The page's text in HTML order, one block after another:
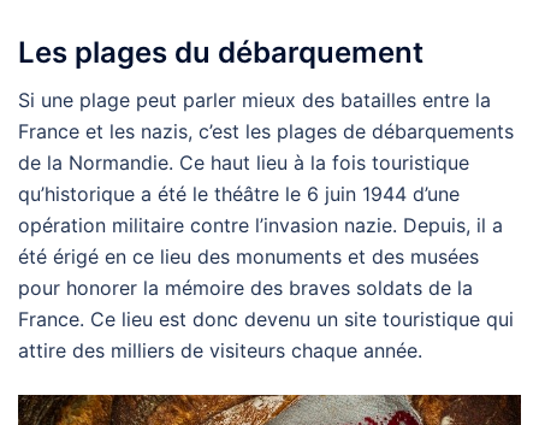
Les plages du débarquement
Si une plage peut parler mieux des batailles entre la
France et les nazis, c’est les plages de débarquements
de la Normandie. Ce haut lieu à la fois touristique
qu’historique a été le théâtre le 6 juin 1944 d’une
opération militaire contre l’invasion nazie. Depuis, il a
été érigé en ce lieu des monuments et des musées
pour honorer la mémoire des braves soldats de la
France. Ce lieu est donc devenu un site touristique qui
attire des milliers de visiteurs chaque année.